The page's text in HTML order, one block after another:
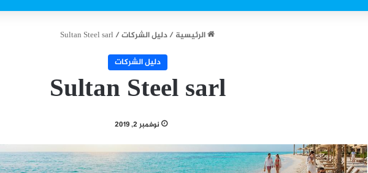
الرئيسية/دليل الشركات/
Sultan Steel sarl
دليل الشركات
Sultan Steel sarl
نوفمبر 2, 2019